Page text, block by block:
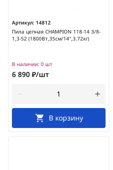
Артикул: 14812
Пила цепная CHAMPION 118-14 3/8-
1,3-52 (1800Вт,35см/14",3.72кг)
В наличии: 0 шт
6 890 ₽/шт
В корзину